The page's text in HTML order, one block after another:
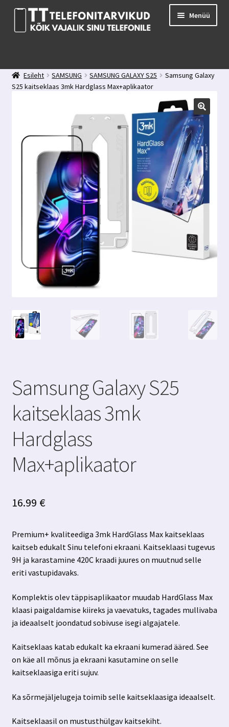
Liigu
navigeerimisele
Liigu
juurde
Menüü
Minu konto
Tagasiside
Esileht SAMSUNG SAMSUNG GALAXY S25
Samsung Galaxy
S25 kaitseklaas 3mk Hardglass Max+aplikaator
Samsung Galaxy S25
kaitseklaas 3mk
Hardglass
Max+aplikaator
16.99 €
Premium+ kvaliteediga 3mk HardGlass Max kaitseklaas
kaitseb edukalt Sinu telefoni ekraani. Kaitseklaasi tugevus
9H ja karastamine 420C kraadi juures on muutnud selle
eriti vastupidavaks.
Komplektis olev täppisaplikaator muudab HardGlass Max
klaasi paigaldamise kiireks ja vaevatuks, tagades mullivaba
ja ideaalselt joondatud sobivuse isegi algajatele.
Kaitseklaas katab edukalt ka ekraani kumerad ääred. See
on käe all mõnus ja ekraani kasutamine on selle
kaitseklaasiga eriti sujuv.
Ka sõrmejäljelugeja toimib selle kaitseklaasiga ideaalselt.
Kaitseklaasil on mustusthülgav kaitsekiht.